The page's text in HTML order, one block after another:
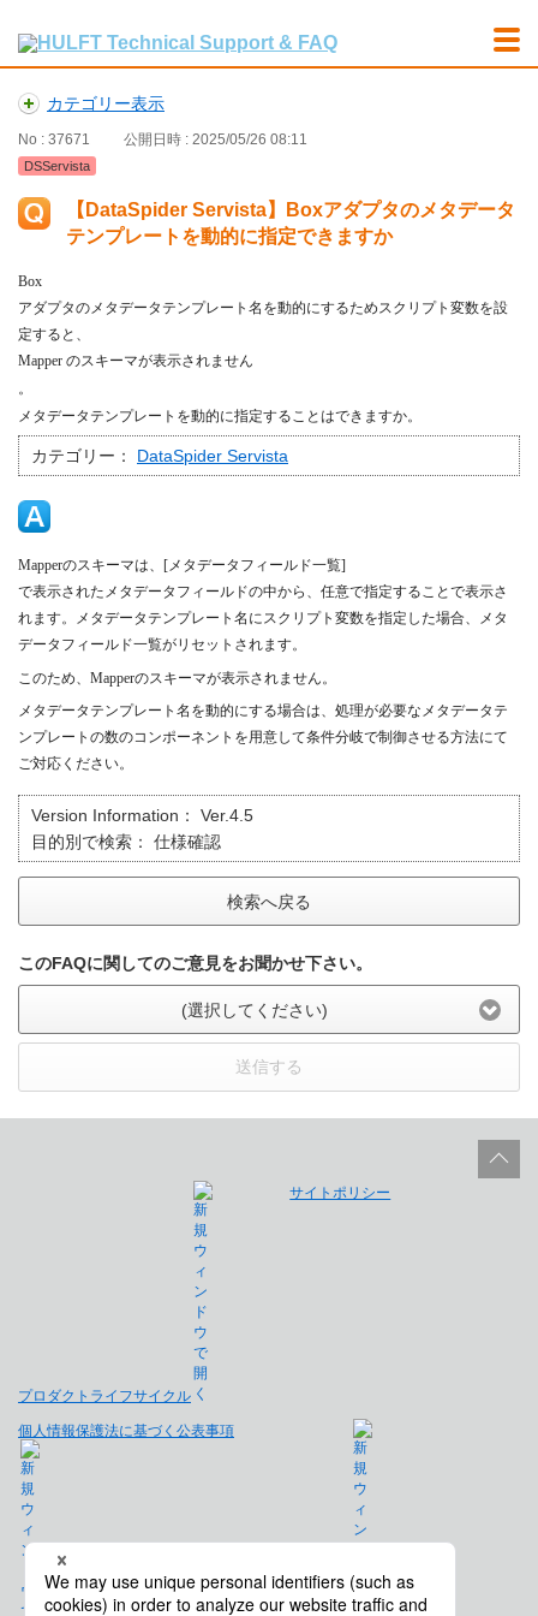
カテゴリー表示
No : 37671 公開日時 : 2025/05/26 08:11
DSServista
【DataSpider Servista】Boxアダプタのメタデータ
テンプレートを動的に指定できますか
Box
アダプタのメタデータテンプレート名を動的にするためスクリプト変数を設
定すると、
Mapper のスキーマが表示されません
。
メタデータテンプレートを動的に指定することはできますか。
カテゴリー： DataSpider Servista
Mapperのスキーマは、 [メタデータフィールド一覧]
で表示されたメタデータフィールドの中から、任意で指定することで表示さ
れます。メタデータテンプレート名にスクリプト変数を指定した場合、メタ
データフィールド一覧がリセットされます。
このため、 Mapperのスキーマが表示されません。
メタデータテンプレート名を動的にする場合は、処理が必要なメタデータテ
ンプレートの数のコンポーネントを用意して条件分岐で制御させる方法にて
ご対応ください。
Version Information：
Ver.4.5
目的別で検索：
仕様確認
検索へ戻る
このFAQに関してのご意見をお聞かせ下さい。
(選択してください)
送信する
プロダクトライフサイクル
サイトポリシー
個人情報保護法に基づく公表事項